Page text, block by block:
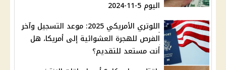
اليوم 5-11-2024
اللوتري الأمريكي 2025: موعد التسجيل وآخر
الفرص للهجرة العشوائية إلى أمريكا، هل
أنت مستعد للتقديم؟